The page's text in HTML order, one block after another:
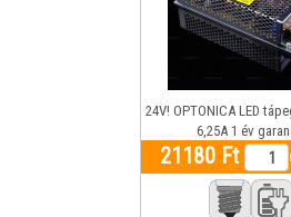
24V! OPTONICA LED
6,25A 1 év
21180 Ft